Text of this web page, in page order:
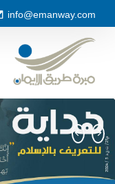
info@emanway.com